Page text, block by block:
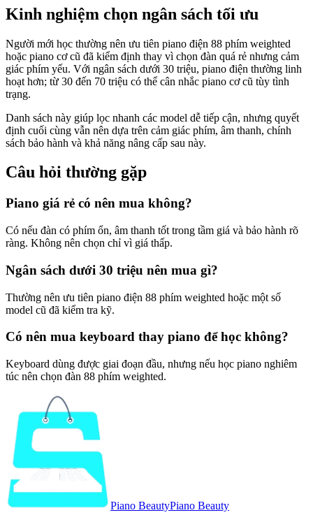
Kinh nghiệm chọn ngân sách tối ưu
Người mới học thường nên ưu tiên piano điện 88 phím weighted
hoặc piano cơ cũ đã kiểm định thay vì chọn đàn quá rẻ nhưng cảm
giác phím yếu. Với ngân sách dưới 30 triệu, piano điện thường linh
hoạt hơn; từ 30 đến 70 triệu có thể cân nhắc piano cơ cũ tùy tình
trạng.
Danh sách này giúp lọc nhanh các model dễ tiếp cận, nhưng quyết
định cuối cùng vẫn nên dựa trên cảm giác phím, âm thanh, chính
sách bảo hành và khả năng nâng cấp sau này.
Câu hỏi thường gặp
Piano giá rẻ có nên mua không?
Có nếu đàn có phím ổn, âm thanh tốt trong tầm giá và bảo hành rõ
ràng. Không nên chọn chỉ vì giá thấp.
Ngân sách dưới 30 triệu nên mua gì?
Thường nên ưu tiên piano điện 88 phím weighted hoặc một số
model cũ đã kiểm tra kỹ.
Có nên mua keyboard thay piano để học không?
Keyboard dùng được giai đoạn đầu, nhưng nếu học piano nghiêm
túc nên chọn đàn 88 phím weighted.
Piano BeautyPiano Beauty